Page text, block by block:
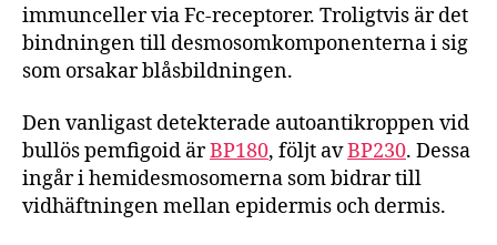
immunceller via Fc-receptorer. Troligtvis är det
bindningen till desmosomkomponenterna i sig
som orsakar blåsbildningen.
Den vanligast detekterade autoantikroppen vid
bullös pemfigoid ärBP180, följt avBP230. Dessa
ingår i hemidesmosomerna som bidrar till
vidhäftningen mellan epidermis och dermis.